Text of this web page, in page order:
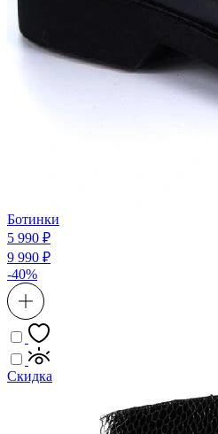
Ботинки
5 990 ₽
9 990 ₽
-40%
Скидка